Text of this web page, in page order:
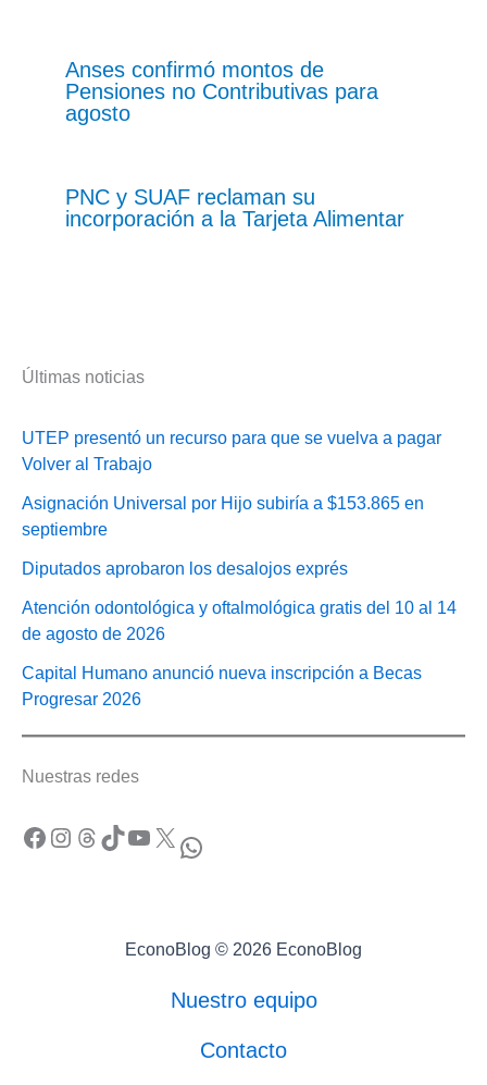
Anses confirmó montos de
Pensiones no Contributivas para
agosto
PNC y SUAF reclaman su
incorporación a la Tarjeta Alimentar
Últimas noticias
UTEP presentó un recurso para que se vuelva a pagar
Volver al Trabajo
Asignación Universal por Hijo subiría a $153.865 en
septiembre
Diputados aprobaron los desalojos exprés
Atención odontológica y oftalmológica gratis del 10 al 14
de agosto de 2026
Capital Humano anunció nueva inscripción a Becas
Progresar 2026
Nuestras redes
Facebook Instagram Threads TikTok YouTube X WhatsApp
EconoBlog © 2026 EconoBlog
Nuestro equipo
Contacto